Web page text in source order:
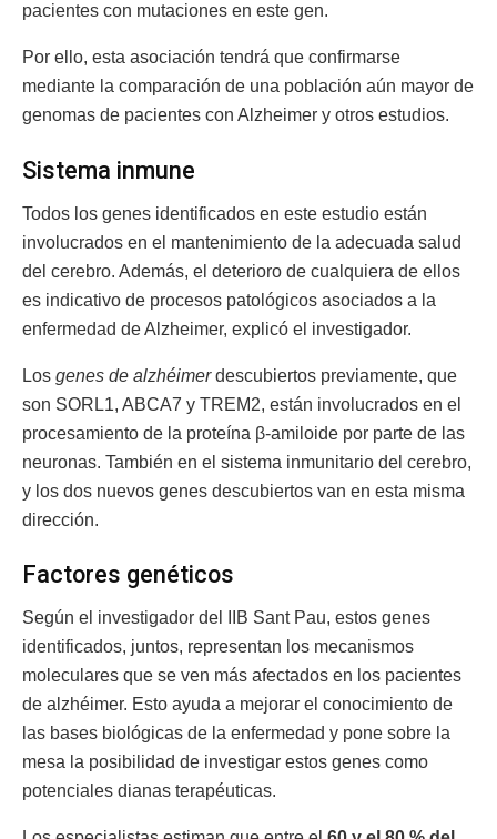
pacientes con mutaciones en este gen.
Por ello, esta asociación tendrá que confirmarse
mediante la comparación de una población aún mayor de
genomas de pacientes con Alzheimer y otros estudios.
Sistema inmune
Todos los genes identificados en este estudio están
involucrados en el mantenimiento de la adecuada salud
del cerebro. Además, el deterioro de cualquiera de ellos
es indicativo de procesos patológicos asociados a la
enfermedad de Alzheimer, explicó el investigador.
Los genes de alzhéimerdescubiertos previamente, que
son SORL1, ABCA7 y TREM2, están involucrados en el
procesamiento de la proteína β-amiloide por parte de las
neuronas. También en el sistema inmunitario del cerebro,
y los dos nuevos genes descubiertos van en esta misma
dirección.
Factores genéticos
Según el investigador del IIB Sant Pau, estos genes
identificados, juntos, representan los mecanismos
moleculares que se ven más afectados en los pacientes
de alzhéimer. Esto ayuda a mejorar el conocimiento de
las bases biológicas de la enfermedad y pone sobre la
mesa la posibilidad de investigar estos genes como
potenciales dianas terapéuticas.